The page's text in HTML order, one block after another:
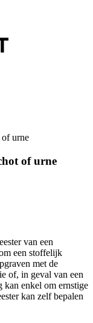
urne
of urne
van een
een stoffelijk
met de
of, in geval van een
kan enkel om ernstige
kan zelf bepalen